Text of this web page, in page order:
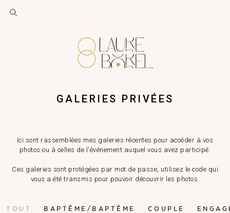
GALERIES PRIVÉES
Ici sont rassemblées mes galeries récentes pour accéder à vos
photos ou à celles de l'événement auquel vous avez participé.
Ces galeries sont protégées par mot de passe, utilisez le code qui
vous a été transmis pour pouvoir découvrir les photos.
TOUT BAPTÊME/BAPTÊME COUPLE